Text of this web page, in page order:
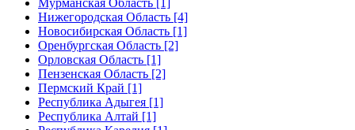
Мурманская Область [1]
Нижегородская Область [4]
Новосибирская Область [1]
Оренбургская Область [2]
Орловская Область [1]
Пензенская Область [2]
Пермский Край [1]
Республика Адыгея [1]
Республика Алтай [1]